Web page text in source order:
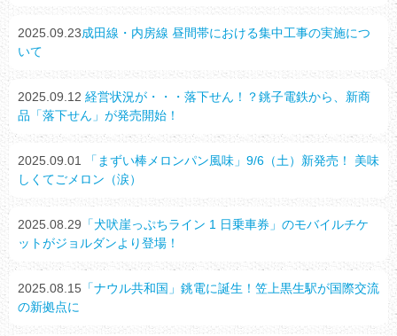
2025.09.23成田線・内房線 昼間帯における集中工事の実施につ
いて
2025.09.12 経営状況が・・・落下せん！？銚子電鉄から、新商
品「落下せん」が発売開始！
2025.09.01 「まずい棒メロンパン風味」9/6（土）新発売！ 美味
しくてごメロン（涙）
2025.08.29 「犬吠崖っぷちライン 1 日乗車券」のモバイルチケ
ットがジョルダンより登場！
2025.08.15 「ナウル共和国」銚電に誕生！笠上黒生駅が国際交流
の新拠点に